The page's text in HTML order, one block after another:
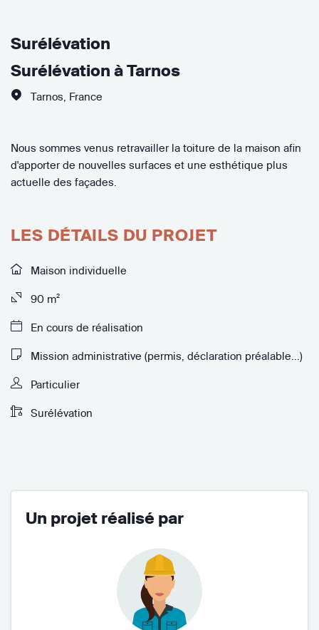
Surélévation
Surélévation à Tarnos
Tarnos France
Nous sommes venus retravailler la toiture de la maison afin
d'apporter de nouvelles surfaces et une esthétique plus
actuelle des façades.
LES DÉTAILS DU PROJET
Maison individuelle
90 m²
En cours de réalisation
Mission administrative (permis, déclaration préalable...)
Particulier
Surélévation
Un projet réalisé par